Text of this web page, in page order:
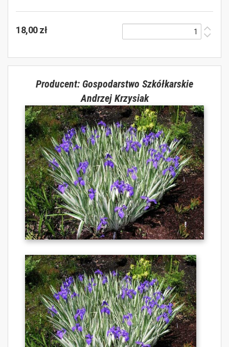
18,00 zł
Producent: Gospodarstwo Szkółkarskie
Andrzej Krzysiak